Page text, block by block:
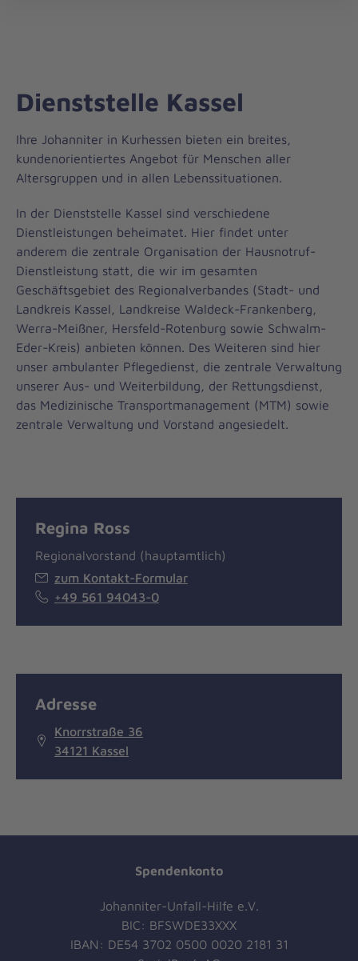
Dienststelle Kassel
Ihre Johanniter in Kurhessen bieten ein breites,
kundenorientiertes Angebot für Menschen aller
Altersgruppen und in allen Lebenssituationen.
In der Dienststelle Kassel sind verschiedene
Dienstleistungen beheimatet. Hier findet unter
anderem die zentrale Organisation der Hausnotruf-
Dienstleistung statt, die wir im gesamten
Geschäftsgebiet des Regionalverbandes (Stadt- und
Landkreis Kassel, Landkreise Waldeck-Frankenberg,
Werra-Meißner, Hersfeld-Rotenburg sowie Schwalm-
Eder-Kreis) anbieten können. Des Weiteren sind hier
unser ambulanter Pflegedienst, die zentrale Verwaltung
unserer Aus- und Weiterbildung, der Rettungsdienst,
das Medizinische Transportmanagement (MTM) sowie
zentrale Verwaltung und Vorstand angesiedelt.
Regina Ross
Regionalvorstand (hauptamtlich)
zum Kontakt-Formular
+49 561 94043-0
Adresse
Knorrstraße 36
34121 Kassel
Spendenkonto
Johanniter-Unfall-Hilfe e.V.
BIC: BFSWDE33XXX
IBAN: DE54 3702 0500 0020 2181 31